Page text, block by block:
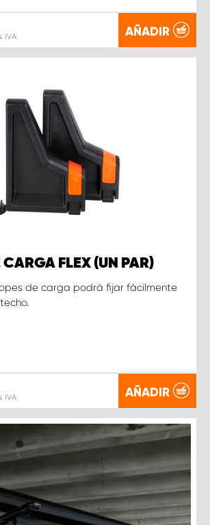
IVA AÑADIR
CARGA FLEX (UN PAR)
de carga podrá fijar fácilmente
IVA AÑADIR